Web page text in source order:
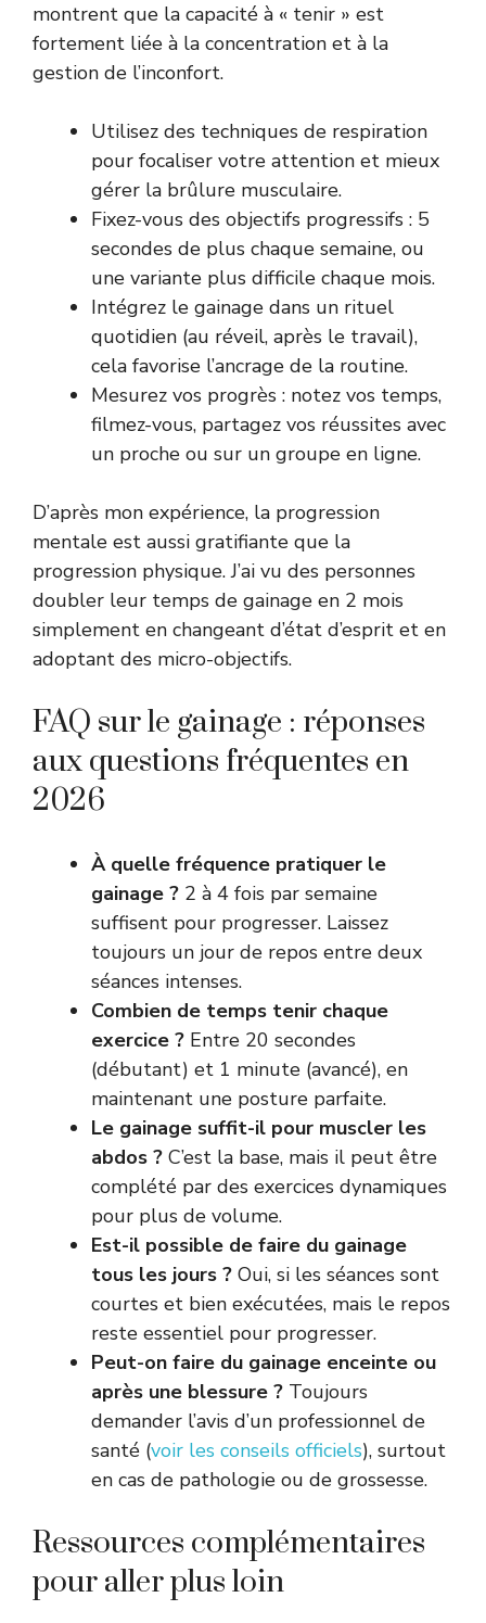
montrent que la capacité à « tenir » est
fortement liée à la concentration et à la
gestion de l’inconfort.
Utilisez des techniques de respiration
pour focaliser votre attention et mieux
gérer la brûlure musculaire.
Fixez-vous des objectifs progressifs : 5
secondes de plus chaque semaine, ou
une variante plus difficile chaque mois.
Intégrez le gainage dans un rituel
quotidien (au réveil, après le travail),
cela favorise l’ancrage de la routine.
Mesurez vos progrès : notez vos temps,
filmez-vous, partagez vos réussites avec
un proche ou sur un groupe en ligne.
D’après mon expérience, la progression
mentale est aussi gratifiante que la
progression physique. J’ai vu des personnes
doubler leur temps de gainage en 2 mois
simplement en changeant d’état d’esprit et en
adoptant des micro-objectifs.
FAQ sur le gainage : réponses
aux questions fréquentes en
2026
À quelle fréquence pratiquer le
gainage ? 2 à 4 fois par semaine
suffisent pour progresser. Laissez
toujours un jour de repos entre deux
séances intenses.
Combien de temps tenir chaque
exercice ? Entre 20 secondes
(débutant) et 1 minute (avancé), en
maintenant une posture parfaite.
Le gainage suffit-il pour muscler les
abdos ? C’est la base, mais il peut être
complété par des exercices dynamiques
pour plus de volume.
Est-il possible de faire du gainage
tous les jours ? Oui, si les séances sont
courtes et bien exécutées, mais le repos
reste essentiel pour progresser.
Peut-on faire du gainage enceinte ou
après une blessure ? Toujours
demander l’avis d’un professionnel de
santé (voir les conseils officiels), surtout
en cas de pathologie ou de grossesse.
Ressources complémentaires
pour aller plus loin